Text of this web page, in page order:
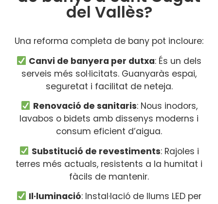
del Vallès?
Una reforma completa de bany pot incloure:
Canvi de banyera per dutxa: És un dels
serveis més sol·licitats. Guanyaràs espai,
seguretat i facilitat de neteja.
Renovació de sanitaris: Nous inodors,
lavabos o bidets amb dissenys moderns i
consum eficient d’aigua.
Substitució de revestiments: Rajoles i
terres més actuals, resistents a la humitat i
fàcils de mantenir.
Il·luminació: Instal·lació de llums LED per